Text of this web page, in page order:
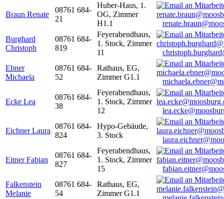
Braun Renate
08761 684-
21
Huber-Haus, 1.
OG, Zimmer
H1.1
Burghard
Christoph
08761 684-
819
Feyerabendhaus,
1. Stock, Zimmer
11
Ebner
Michaela
08761 684-
52
Rathaus, EG,
Zimmer G1.1
Ecke Lea
08761 684-
38
Feyerabendhaus,
1. Stock, Zimmer
12
Eichner Laura
08761 684-
824
Hypo-Gebäude,
3. Stock
Eitner Fabian
08761 684-
827
Feyerabendhaus,
1. Stock, Zimmer
15
Falkenstein
Melanie
08761 684-
54
Rathaus, EG,
Zimmer G1.1